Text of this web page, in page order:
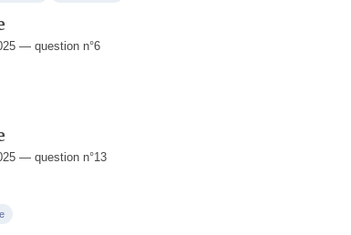
— question n°6
— question n°13